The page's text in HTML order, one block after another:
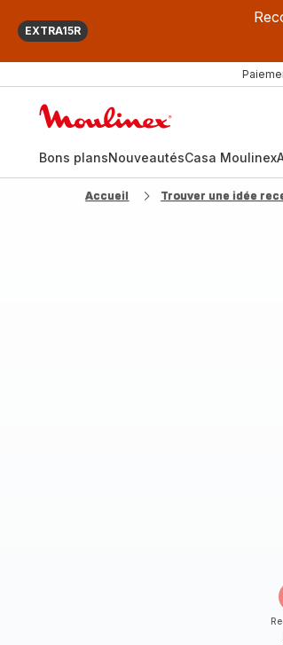
EXTRA15R
Bons plansNouveautésCasa Moulinex
Accueil Trouver une idée